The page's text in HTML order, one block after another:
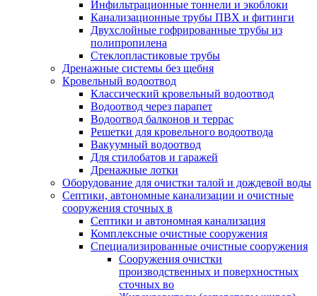
Инфильтрационные тоннели и экоблоки
Канализационные трубы ПВХ и фитинги
Двухслойные гофрированные трубы из
полипропилена
Стеклопластиковые трубы
Дренажные системы без щебня
Кровельный водоотвод
Классический кровельный водоотвод
Водоотвод через парапет
Водоотвод балконов и террас
Решетки для кровельного водоотвода
Вакуумный водоотвод
Для стилобатов и гаражей
Дренажные лотки
Оборудование для очистки талой и дождевой воды
Септики, автономные канализации и очистные
сооружения сточных в
Септики и автономная канализация
Комплексные очистные сооружения
Специализированные очистные сооружения
Сооружения очистки
производственных и поверхностных
сточных во